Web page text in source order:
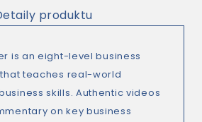
produktu
is an eight-level business
teaches real-world
skills. Authentic videos
on key business